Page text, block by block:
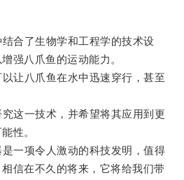
了生物学和工程学的技术设
强八爪鱼的运动能力。
八爪鱼在水中迅速穿行，甚至
一技术，并希望将其应用到更
性。
项令人激动的科技发明，值得
信在不久的将来，它将给我们带